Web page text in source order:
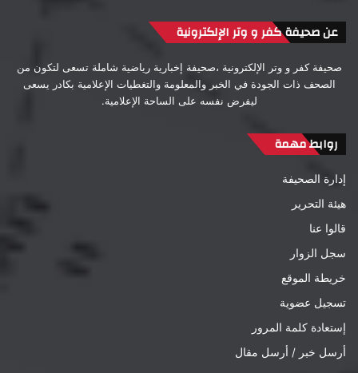
عن صحيفة كفر و وتر الإلكترونية
صحيفة كفر و وتر الإلكترونية ،صحيفة إخبارية رياضية شاملة تسعى لتكون من
الصحف ذات الجودة في الخبر والمعلومة والتغطيات الإعلامية بكادر يسعى
ليفرض نفسه على الساحة الإعلامية.
روابط مهمة
إدارة الصحيفة
هيئة التحرير
قالوا عنا
سجل الزوار
خريطة الموقع
تسجيل عضوية
إستعادة كلمة المرور
أرسل خبر / أرسل مقال